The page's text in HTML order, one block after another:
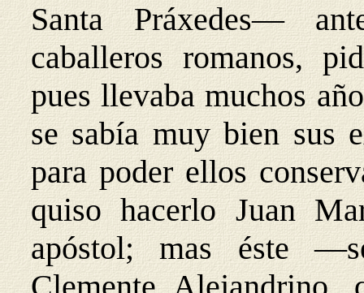
Santa Práxedes—
caballeros romanos,
pues llevaba muchos
se sabía muy bien sus
para poder ellos
quiso hacerlo Juan
apóstol; mas éste